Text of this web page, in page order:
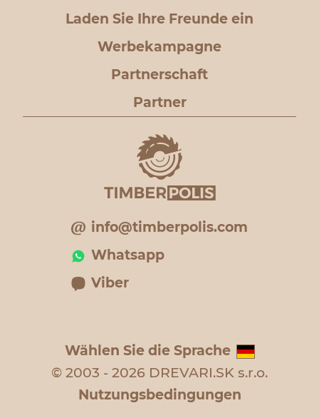
Laden Sie Ihre Freunde ein
Werbekampagne
Partnerschaft
Partner
info@timberpolis.com
Whatsapp
Viber
Wählen Sie die Sprache
© 2003 - 2026 DREVARI.SK s.r.o.
Nutzungsbedingungen